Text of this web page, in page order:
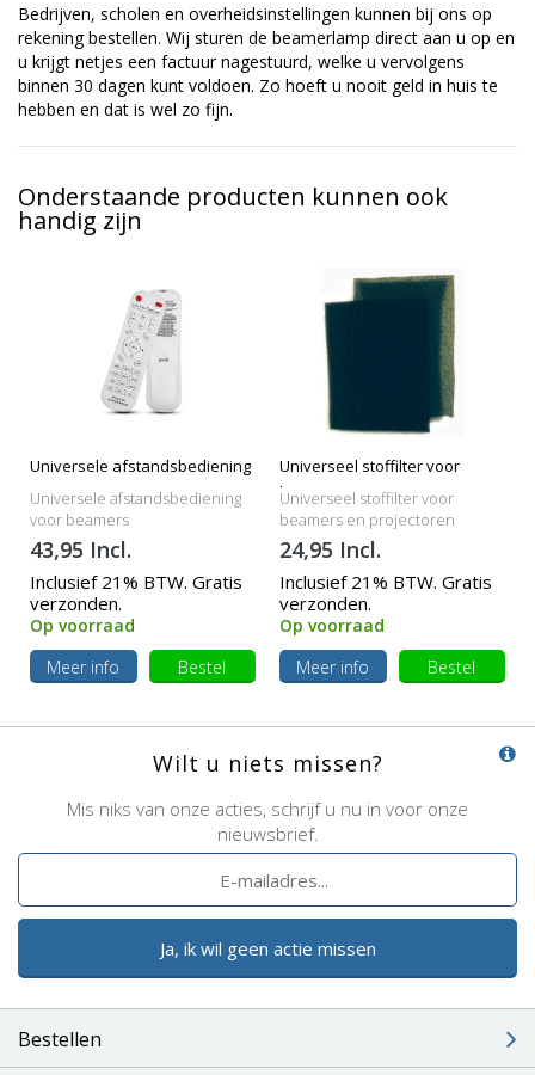
Bedrijven, scholen en overheidsinstellingen kunnen bij ons op
rekening bestellen. Wij sturen de beamerlamp direct aan u op en
u krijgt netjes een factuur nagestuurd, welke u vervolgens
binnen 30 dagen kunt voldoen. Zo hoeft u nooit geld in huis te
hebben en dat is wel zo fijn.
Onderstaande producten kunnen ook
handig zijn
Universele afstandsbediening
Universele afstandsbediening
voor beamers
43,95 Incl.
Inclusief 21% BTW. Gratis
verzonden.
Op voorraad
Meer info
Bestel
Universeel stoffilter voor
beamers
Universeel stoffilter voor
beamers en projectoren
24,95 Incl.
Inclusief 21% BTW. Gratis
verzonden.
Op voorraad
Meer info
Bestel
Wilt u niets missen?
Mis niks van onze acties, schrijf u nu in voor onze
nieuwsbrief.
Ja, ik wil geen actie missen
Bestellen